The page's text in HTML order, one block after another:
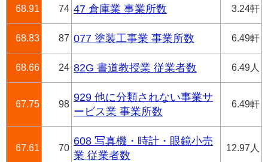
68.91 74 47 倉庫業 事業所数 3.24軒
68.83 87 077 塗装工事業 事業所数 6.49軒
68.66 24 82G 書道教授業 従業者数 6.49人
67.75 98
929 他に分類されない事業サ
ービス業 事業所数
6.49軒
67.61 70
608 写真機・時計・眼鏡小売
業 従業者数
12.97人